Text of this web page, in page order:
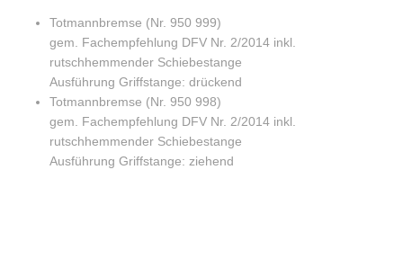
Totmannbremse (Nr. 950 999)
gem. Fachempfehlung DFV Nr. 2/2014 inkl.
rutschhemmender Schiebestange
Ausführung Griffstange: drückend
Totmannbremse (Nr. 950 998)
gem. Fachempfehlung DFV Nr. 2/2014 inkl.
rutschhemmender Schiebestange
Ausführung Griffstange: ziehend